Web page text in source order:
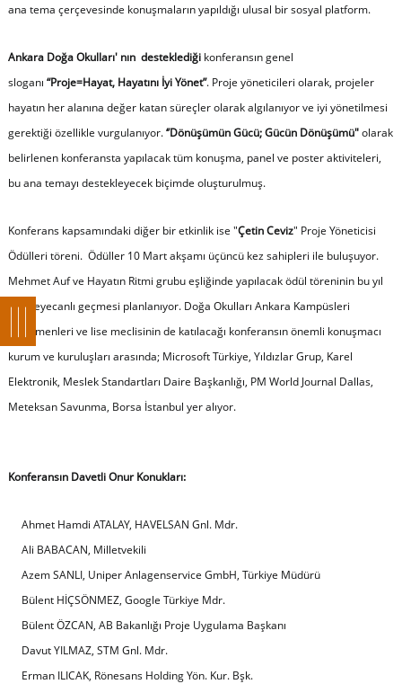
ana tema çerçevesinde konuşmaların yapıldığı ulusal bir sosyal platform.
Ankara Doğa Okulları' nın desteklediğikonferansın genel
sloganı “Proje=Hayat, Hayatını İyi Yönet”. Proje yöneticileri olarak, projeler
hayatın her alanına değer katan süreçler olarak algılanıyor ve iyi yönetilmesi
gerektiği özellikle vurgulanıyor.‘’Dönüşümün Gücü; Gücün Dönüşümü"olarak
belirlenen konferansta yapılacak tüm konuşma, panel ve poster aktiviteleri,
bu ana temayı destekleyecek biçimde oluşturulmuş.
Konferans kapsamındaki diğer bir etkinlik ise "Çetin Ceviz" Proje Yöneticisi
Ödülleri töreni. Ödüller 10 Mart akşamı üçüncü kez sahipleri ile buluşuyor.
Mehmet Auf ve Hayatın Ritmi grubu eşliğinde yapılacak ödül töreninin bu yıl
çok heyecanlı geçmesi planlanıyor. Doğa Okulları Ankara Kampüsleri
öğretmenleri ve lise meclisinin de katılacağı konferansın önemli konuşmacı
kurum ve kuruluşları arasında; Microsoft Türkiye, Yıldızlar Grup, Karel
Elektronik, Meslek Standartları Daire Başkanlığı, PM World Journal Dallas,
Meteksan Savunma, Borsa İstanbul yer alıyor.
Konferansın Davetli Onur Konukları:
Ahmet Hamdi ATALAY, HAVELSAN Gnl. Mdr.
Ali BABACAN, Milletvekili
Azem SANLI, Uniper Anlagenservice GmbH, Türkiye Müdürü
Bülent HİÇSÖNMEZ, Google Türkiye Mdr.
Bülent ÖZCAN, AB Bakanlığı Proje Uygulama Başkanı
Davut YILMAZ, STM Gnl. Mdr.
Erman ILICAK, Rönesans Holding Yön. Kur. Bşk.